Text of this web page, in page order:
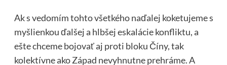
Ak s vedomím tohto všetkého naďalej koketujeme s
myšlienkou ďalšej a hlbšej eskalácie konfliktu, a
ešte chceme bojovať aj proti bloku Číny, tak
kolektívne ako Západ nevyhnutne prehráme. A